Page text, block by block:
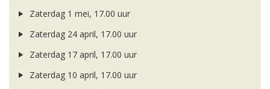
Zaterdag 1 mei, 17.00 uur
Zaterdag 24 april, 17.00 uur
Zaterdag 17 april, 17.00 uur
Zaterdag 10 april, 17.00 uur